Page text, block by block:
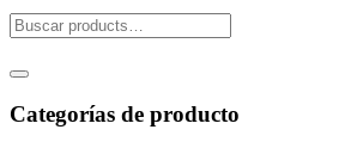
Categorías de producto